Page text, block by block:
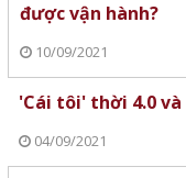
được vận hành?
10/09/2021
'Cái tôi' thời 4.0
04/09/2021